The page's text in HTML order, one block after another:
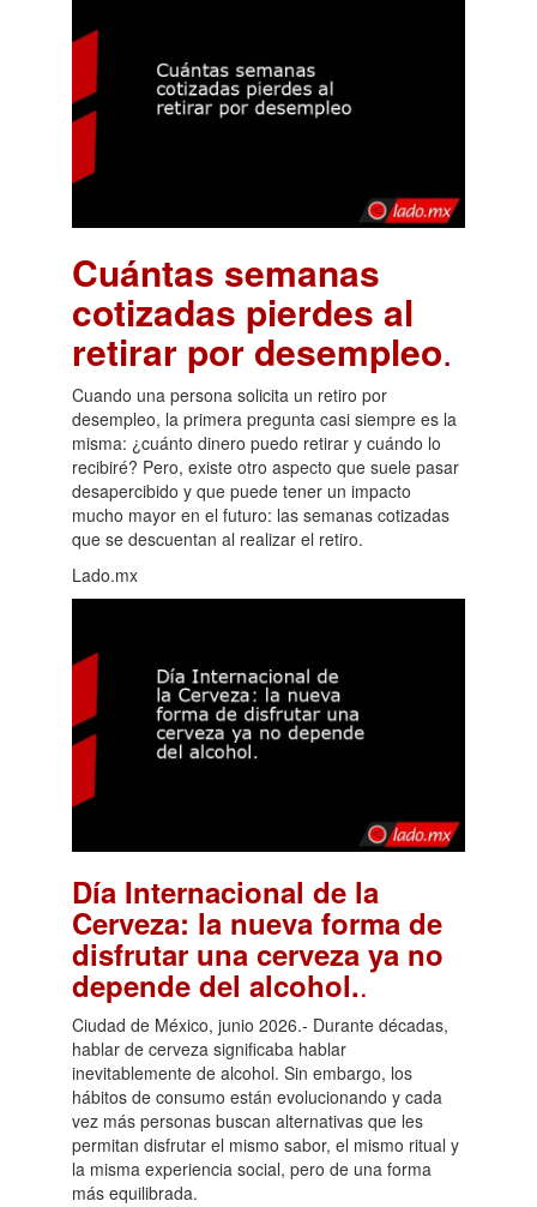
Cuántas semanas
cotizadas pierdes al
retirar por desempleo.
Cuando una persona solicita un retiro por
desempleo, la primera pregunta casi siempre es la
misma: ¿cuánto dinero puedo retirar y cuándo lo
recibiré? Pero, existe otro aspecto que suele pasar
desapercibido y que puede tener un impacto
mucho mayor en el futuro: las semanas cotizadas
que se descuentan al realizar el retiro.
Lado.mx
Día Internacional de la
Cerveza: la nueva forma de
disfrutar una cerveza ya no
depende del alcohol..
Ciudad de México, junio 2026.- Durante décadas,
hablar de cerveza significaba hablar
inevitablemente de alcohol. Sin embargo, los
hábitos de consumo están evolucionando y cada
vez más personas buscan alternativas que les
permitan disfrutar el mismo sabor, el mismo ritual y
la misma experiencia social, pero de una forma
más equilibrada.